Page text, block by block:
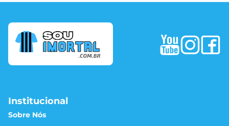
Institucional
Sobre Nós